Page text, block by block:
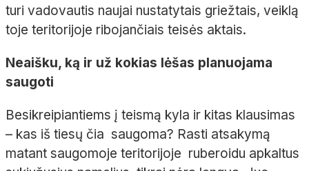
turi vadovautis naujai nustatytais griežtais, veiklą
toje teritorijoje ribojančiais teisės aktais.
Neaišku, ką ir už kokias lėšas planuojama
saugoti
Besikreipiantiems į teismą kyla ir kitas klausimas
– kas iš tiesų čia saugoma? Rasti atsakymą
matant saugomoje teritorijoje ruberoidu apkaltus